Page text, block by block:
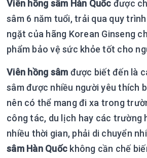
Viên hồng sâm Hàn Quốc được
sâm 6 năm tuổi, trải qua quy
ngặt của hãng Korean Ginseng
phẩm bảo vệ sức khỏe tốt cho
Viên hồng sâm được biết đến là
sâm được nhiều người yêu thích
nên có thể mang đi xa trong
công tác, du lịch hay các trường
nhiều thời gian, phải di chuyển
sâm Hàn Quốc không cần chế